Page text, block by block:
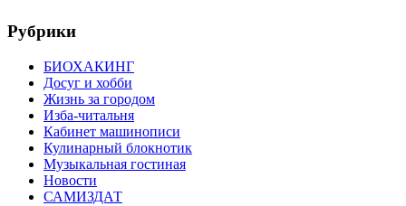
Рубрики
БИОХАКИНГ
Досуг и хобби
Жизнь за городом
Изба-читальня
Кабинет машинописи
Кулинарный блокнотик
Музыкальная гостиная
Новости
САМИЗДАТ